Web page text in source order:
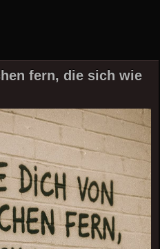
fern, die sich wie